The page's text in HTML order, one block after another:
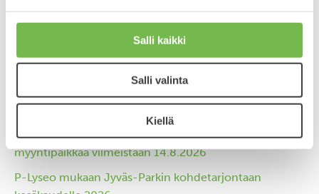
Salli kaikki
Salli valinta
Kiellä
Julkaistu 26.03.2026
Viimeisimmät uutiset
Jyväskylän Joulutori 11.-20.12.2026: Hae
myyntipaikkaa viimeistään 14.8.2026
P-Lyseo mukaan Jyväs-Parkin kohdetarjontaan